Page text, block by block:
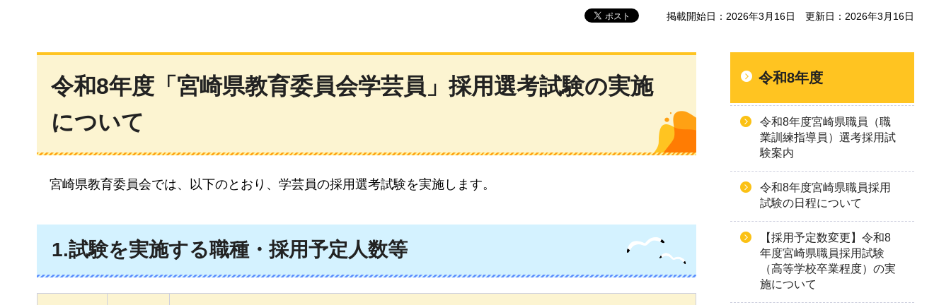
掲載開始日：2026年3月16日 更新日：2026年3月16日
令和8年度「宮崎県教育委員会学芸員」採用選考試験の実施
について
宮崎県教育委員会では、以下のとおり、学芸員の採用選考試験を実施します。
1.試験を実施する職種・採用予定人数等
令和8年度
令和8年度宮崎県職員（職
業訓練指導員）選考採用試
験案内
令和8年度宮崎県職員採用
試験の日程について
【採用予定数変更】令和8
年度宮崎県職員採用試験
（高等学校卒業程度）の実
施について